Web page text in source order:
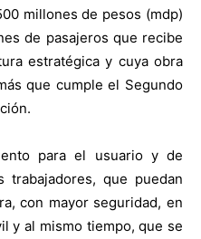
millones de pesos (mdp)
de pasajeros que recibe
estratégica y cuya obra
que cumple el Segundo
para el usuario y de
que puedan
con mayor seguridad, en
y al mismo tiempo, que se